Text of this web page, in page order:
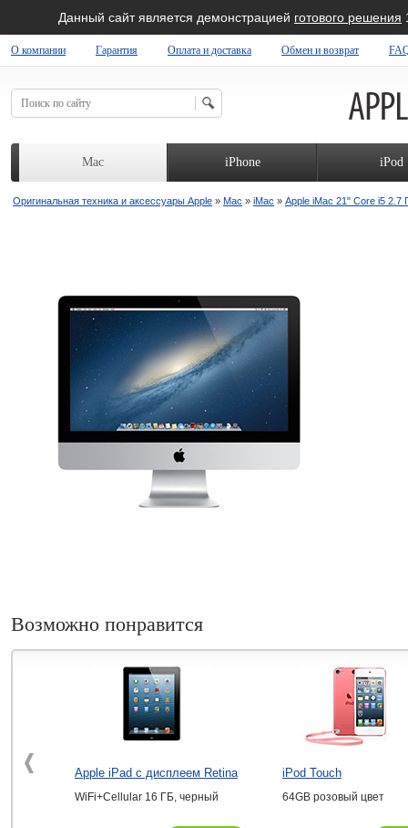
Данный сайт является демонстрацией готового решения
О компании Гарантия Оплата и доставка Обмен и возврат
Mac iPhone iPod
Оригинальная техника и аксессуары Apple » Mac » iMac » Apple iMac 21" Core i5 2.7
Возможно понравится
Apple iPad с дисплеем Retina
WiFi+Cellular 16 ГБ, черный
iPod Touch
64GB розовый цвет